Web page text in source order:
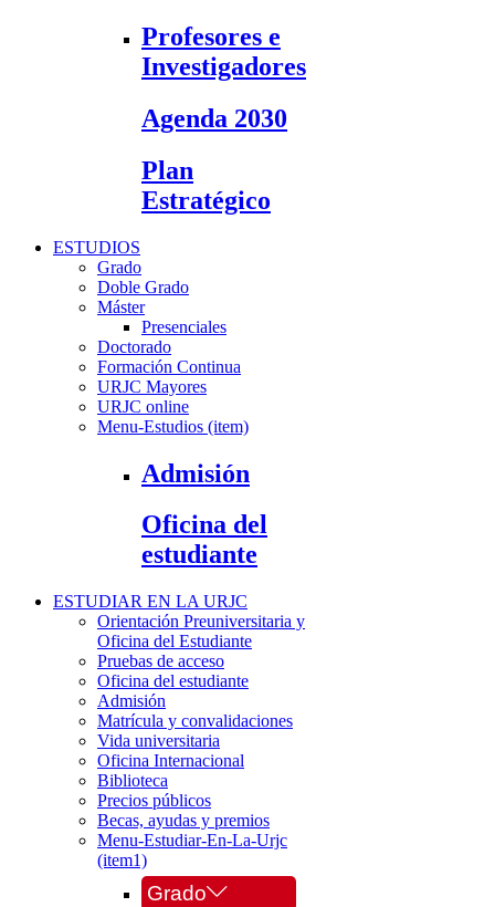
Profesores e
Investigadores
Agenda 2030
Plan
Estratégico
ESTUDIOS
Grado
Doble Grado
Máster
Presenciales
Doctorado
Formación Continua
URJC Mayores
URJC online
Menu-Estudios (item)
Admisión
Oficina del
estudiante
ESTUDIAR EN LA URJC
Orientación Preuniversitaria y
Oficina del Estudiante
Pruebas de acceso
Oficina del estudiante
Admisión
Matrícula y convalidaciones
Vida universitaria
Oficina Internacional
Biblioteca
Precios públicos
Becas, ayudas y premios
Menu-Estudiar-En-La-Urjc
(item1)
Grado